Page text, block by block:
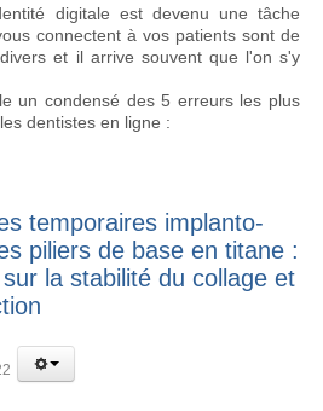
digitale est devenu une tâche
connectent à vos patients sont de
et il arrive souvent que l'on s'y
un condensé des 5 erreurs les plus
dentistes en ligne :
temporaires implanto-
piliers de base en titane :
la stabilité du collage et